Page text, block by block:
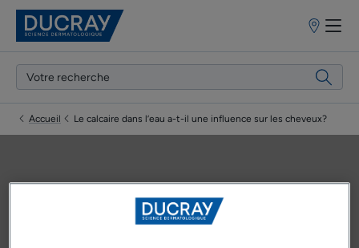
Points
vente
Accueil Le calcaire dans l’eau a-t-il une influence sur les cheveux?
Le calcaire dans l’eau a-t-il